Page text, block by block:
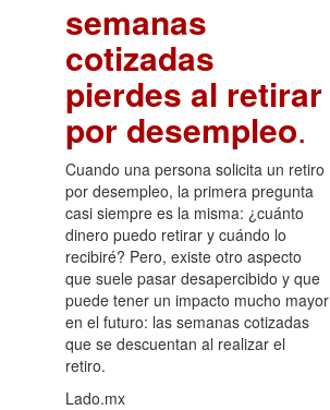
semanas
cotizadas
pierdes al retirar
por desempleo.
Cuando una persona solicita un retiro
por desempleo, la primera pregunta
casi siempre es la misma: ¿cuánto
dinero puedo retirar y cuándo lo
recibiré? Pero, existe otro aspecto
que suele pasar desapercibido y que
puede tener un impacto mucho mayor
en el futuro: las semanas cotizadas
que se descuentan al realizar el
retiro.
Lado.mx